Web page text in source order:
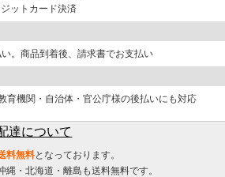
。商品到着後、請求書でお支払い
育機関・自治体・官公庁様の後払いにも対応
達について
料無料となっております。
縄・北海道・離島も送料無料です。